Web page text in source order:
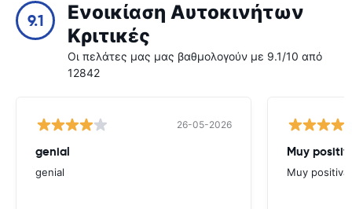
9.1
Ενοικίαση Αυτοκινήτων
Κριτικές
Οι πελάτες μας μας βαθμολογούν με 9.1/10 από
12842
26-05-2026
genial
genial
Muy
Muy positiva